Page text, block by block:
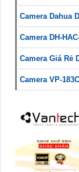
Camera Dahua
Camera DH-
Camera Giá Rẻ
Camera VP-